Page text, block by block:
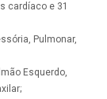
cardíaco e 31
Pulmonar,
Esquerdo,